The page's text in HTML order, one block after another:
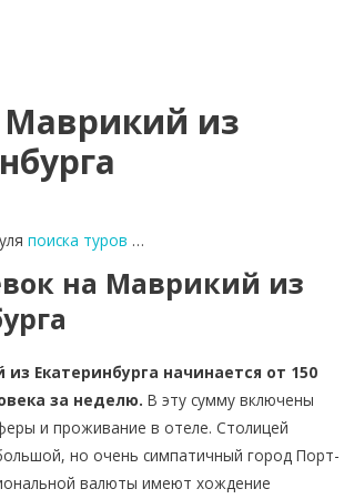
из
поиска туров …
на Маврикий из
Екатеринбурга начинается от 150
за неделю. В эту сумму включены
и проживание в отеле. Столицей
но очень симпатичный город Порт-
валюты имеют хождение